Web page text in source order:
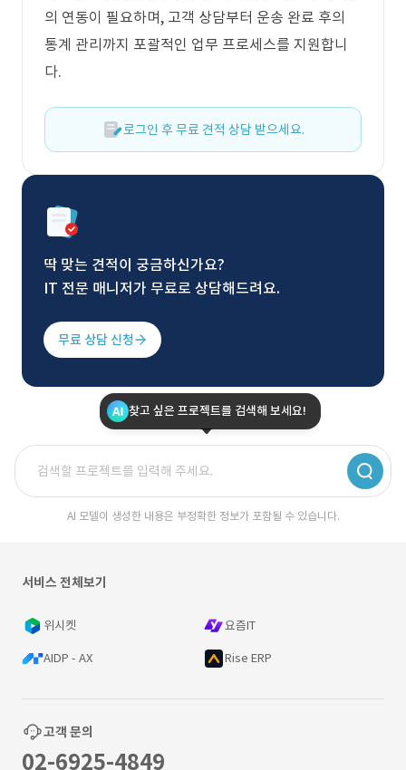
의 연동이 필요하며, 고객 상담부터 운송 완료 후의
통계 관리까지 포괄적인 업무 프로세스를 지원합니
다.
로그인 후 무료 견적 상담 받으세요.
딱 맞는 견적이 궁금하신가요?
IT 전문 매니저가 무료로 상담해드려요.
무료 상담 신청
찾고 싶은 프로젝트를 검색해 보세요!
AI 모델이 생성한 내용은 부정확한 정보가 포함될 수 있습니다.
서비스 전체보기
위시켓 요즘IT
AIDP - AX Rise ERP
고객 문의
02-6925-4849